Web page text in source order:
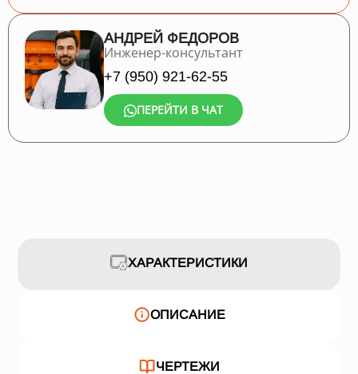
АНДРЕЙ ФЕДОРОВ
Инженер-консультант
+7 (950) 921-62-55
ПЕРЕЙТИ В ЧАТ
ХАРАКТЕРИСТИКИ
ОПИСАНИЕ
ЧЕРТЕЖИ